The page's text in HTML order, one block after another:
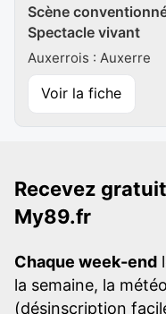
Scène
Spectacle vivant
Auxerrois : Auxerre
Voir la fiche
Recevez
My89.fr
Chaque week-end
la semaine, la
(désinscription